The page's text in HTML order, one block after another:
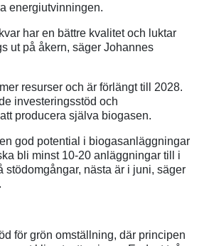
energiutvinningen.
har en bättre kvalitet och luktar
ut på åkern, säger Johannes
resurser och är förlängt till 2028.
investeringsstöd och
producera själva biogasen.
god potential i biogasanläggningar
bli minst 10-20 anläggningar till i
stödomgångar, nästa är i juni, säger
för grön omställning, där principen